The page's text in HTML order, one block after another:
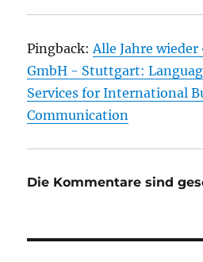
Pingback:Alle Jahre
GmbH - Stuttgart:
Services for International
Communication
Die Kommentare sind